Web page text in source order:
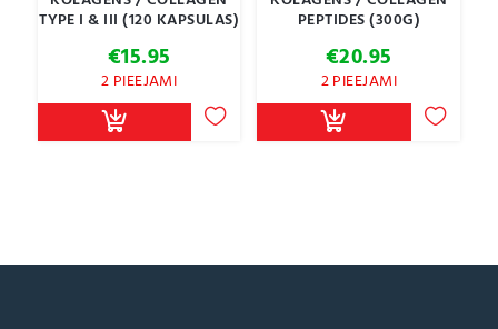
TYPE I & III (120 KAPSULAS)
€15.95
2 PIEEJAMI
PEPTIDES (300G)
€20.95
2 PIEEJAMI